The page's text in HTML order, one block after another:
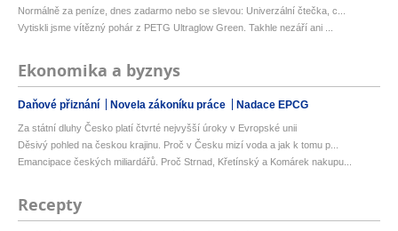
Normálně za peníze, dnes zadarmo nebo se slevou: Univerzální čtečka, c...
Vytiskli jsme vítězný pohár z PETG Ultraglow Green. Takhle nezáří ani ...
Ekonomika a byznys
Daňové přiznání Novela zákoníku práce Nadace EPCG
Za státní dluhy Česko platí čtvrté nejvyšší úroky v Evropské unii
Děsivý pohled na českou krajinu. Proč v Česku mizí voda a jak k tomu p...
Emancipace českých miliardářů. Proč Strnad, Křetínský a Komárek nakupu...
Recepty